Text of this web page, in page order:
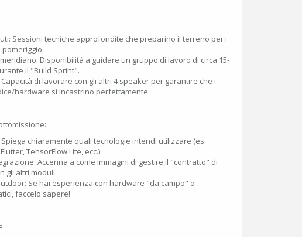
Sessioni tecniche approfondite che preparino il terreno per i
Disponibilità a guidare un gruppo di lavoro di circa 15-
il "Build Sprint".
di lavorare con gli altri 4 speaker per garantire che i
hardware si incastrino perfettamente.
chiaramente quali tecnologie intendi utilizzare (es.
TensorFlow Lite, ecc.).
Accenna a come immagini di gestire il "contratto" di
gli altri moduli.
Se hai esperienza con hardware "da campo" o
faccelo sapere!